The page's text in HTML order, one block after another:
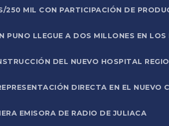
250 MIL CON PARTICIPACIÓN DE
LLEGUE A DOS MILLONES EN LOS
DEL NUEVO HOSPITAL
DIRECTA EN EL NUEVO
EMISORA DE RADIO DE JULIACA